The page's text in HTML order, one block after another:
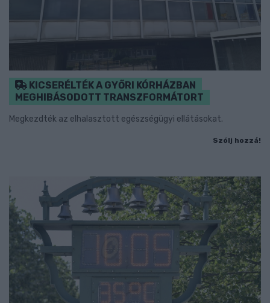
KICSERÉLTÉK A GYŐRI KÓRHÁZBAN
MEGHIBÁSODOTT TRANSZFORMÁTORT
Megkezdték az elhalasztott egészségügyi ellátásokat.
Szólj hozzá!